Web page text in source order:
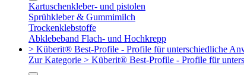
Kartuschenkleber- und pistolen
Sprühkleber & Gummimilch
Trockenklebstoffe
Abklebeband Flach- und Hochkrepp
> Küberit® Best-Profile - Profile für unterschiedliche
Zur Kategorie > Küberit® Best-Profile - Profile für